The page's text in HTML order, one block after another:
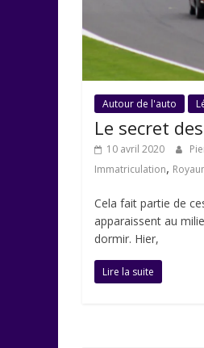
Autour de l'auto
Le secret
10 avril 2020
Immatriculation,
Cela fait partie de
apparaissent au
dormir. Hier,
Lire la suite